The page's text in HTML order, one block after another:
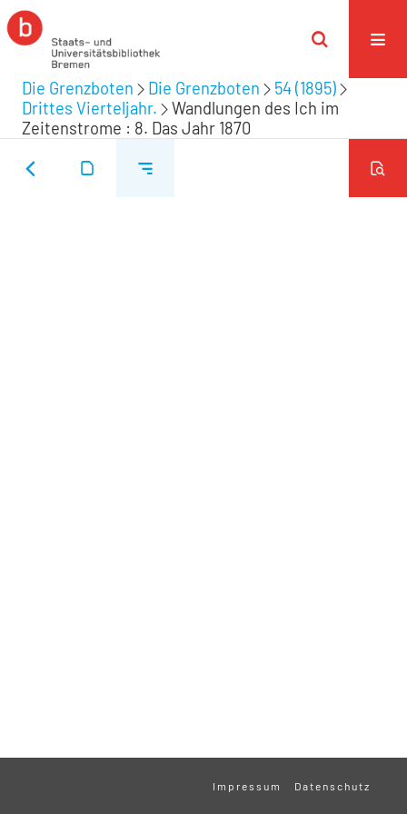
Die Grenzboten Die Grenzboten
54 (1895)
Drittes Vierteljahr.
Wandlungen des Ich im
Zeitenstrome : 8. Das Jahr 1870
Impressum Datenschutz